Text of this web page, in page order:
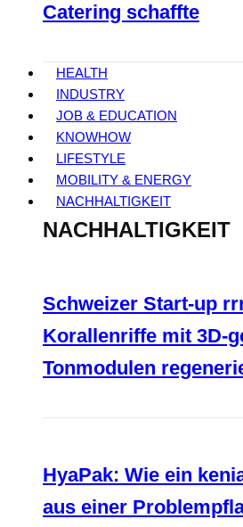
Catering schaffte
HEALTH
INDUSTRY
JOB & EDUCATION
KNOWHOW
LIFESTYLE
MOBILITY & ENERGY
NACHHALTIGKEIT
NACHHALTIGKEIT
Schweizer Start-up
Korallenriffe mit 3D-
Tonmodulen
HyaPak: Wie ein
aus einer